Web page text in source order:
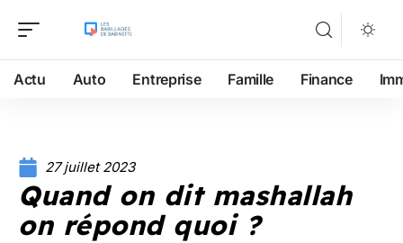
Actu Auto Entreprise Famille Finance
27 juillet 2023
Quand on dit mashallah
on répond quoi ?